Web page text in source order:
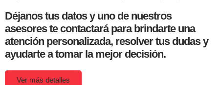
Déjanos tus datos y uno de nuestros
asesores te contactará para brindarte una
atención personalizada, resolver tus dudas y
ayudarte a tomar la mejor decisión.
Ver más detalles